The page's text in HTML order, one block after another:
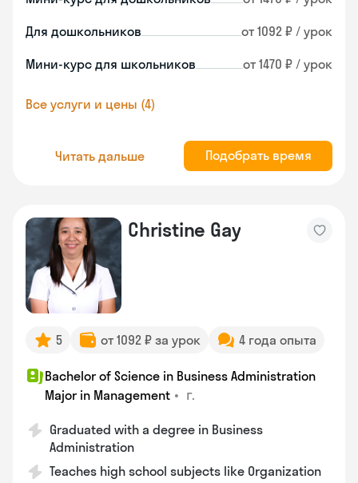
Для дошкольников от 1092 ₽ / урок
Мини-курс для школьников от 1470 ₽ / урок
Все услуги и цены (4)
Читать дальше Подобрать время
Christine Gay
5 от 1092 ₽ за урок 4 года опыта
Bachelor of Science in Business Administration
Major in Management • г.
Graduated with a degree in Business
Administration
Teaches high school subjects like Organization